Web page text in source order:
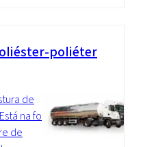
poliéter
de
na forma
de